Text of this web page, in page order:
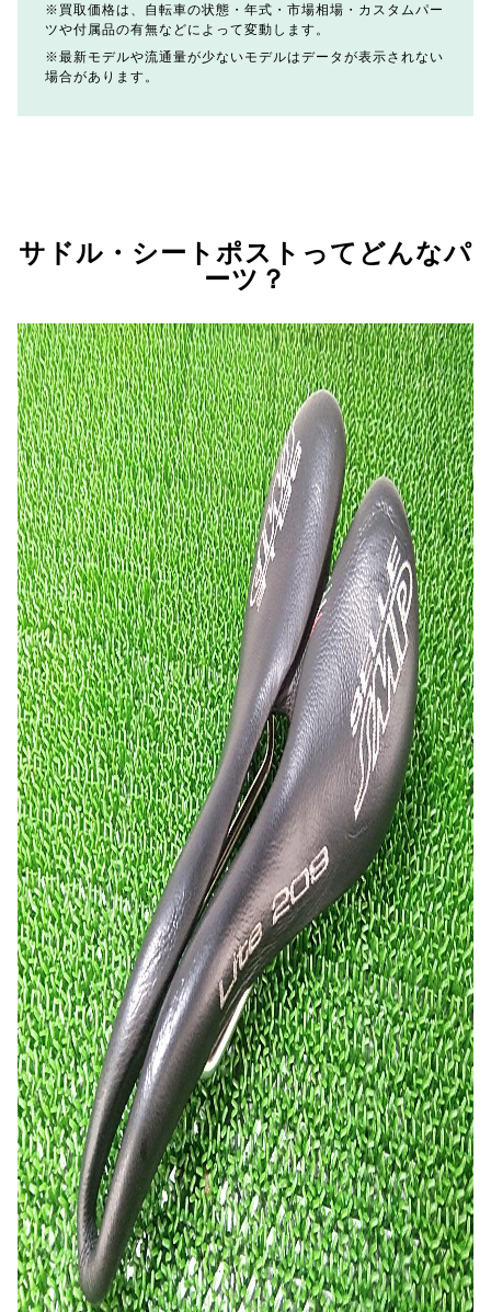
買取価格は、自転車の状態・年式・市場相場・カスタムパー
ツや付属品の有無などによって変動します。
最新モデルや流通量が少ないモデルはデータが表示されない
場合があります。
サドル・シートポストってどんなパ
ーツ？